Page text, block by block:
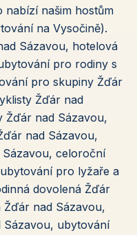
nabízí našim hostům
na Vysočině).
Sázavou, hotelová
pro rodiny s
pro skupiny Žďár
Žďár nad
Žďár nad Sázavou,
nad Sázavou,
celoroční
pro lyžaře a
dovolená Žďár
nad Sázavou,
ubytování